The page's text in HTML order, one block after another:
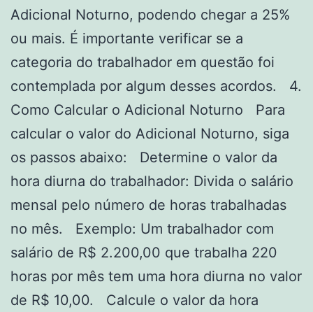
Adicional Noturno, podendo chegar a 25%
ou mais. É importante verificar se a
categoria do trabalhador em questão foi
contemplada por algum desses acordos. 4.
Como Calcular o Adicional Noturno Para
calcular o valor do Adicional Noturno, siga
os passos abaixo: Determine o valor da
hora diurna do trabalhador: Divida o salário
mensal pelo número de horas trabalhadas
no mês. Exemplo: Um trabalhador com
salário de R$ 2.200,00 que trabalha 220
horas por mês tem uma hora diurna no valor
de R$ 10,00. Calcule o valor da hora